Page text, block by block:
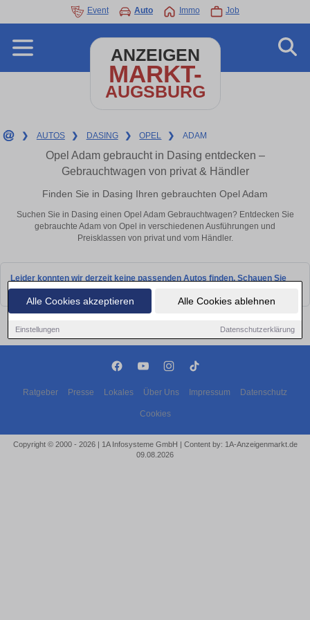
Alle Cookies akzeptieren Alle Cookies ablehnen
Einstellungen Datenschutzerklärung
Event Auto Immo Job
ANZEIGEN
MARKT-
AUGSBURG
❯ AUTOS ❯ DASING ❯ OPEL ❯ ADAM
Opel Adam gebraucht in Dasing entdecken –
Gebrauchtwagen von privat & Händler
Finden Sie in Dasing Ihren gebrauchten Opel Adam
Suchen Sie in Dasing einen Opel Adam Gebrauchtwagen? Entdecken Sie
gebrauchte Adam von Opel in verschiedenen Ausführungen und
Preisklassen von privat und vom Händler.
Leider konnten wir derzeit keine passenden Autos finden. Schauen Sie
bald wieder vorbei!
Ratgeber Presse Lokales Über Uns Impressum Datenschutz
Cookies
Copyright © 2000 - 2026 | 1A Infosysteme GmbH | Content by: 1A-Anzeigenmarkt.de
09.08.2026